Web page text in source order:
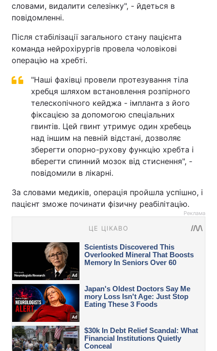
словами, видалити селезінку", - йдеться в
повідомленні.
Після стабілізації загального стану пацієнта
команда нейрохірургів провела чоловікові
операцію на хребті.
"Наші фахівці провели протезування тіла
хребця шляхом встановлення розпірного
телескопічного кейджа - імпланта з його
фіксацією за допомогою спеціальних
гвинтів. Цей гвинт утримує один хребець
над іншим на певній відстані, дозволяє
зберегти опорно-рухову функцію хребта і
вберегти спинний мозок від стиснення", -
повідомили в лікарні.
За словами медиків, операція пройшла успішно, і
пацієнт зможе починати фізичну реабілітацію.
Реклама